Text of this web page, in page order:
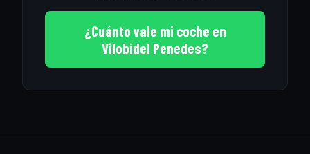
¿Cuánto vale mi coche en
Vilobidel Penedes?